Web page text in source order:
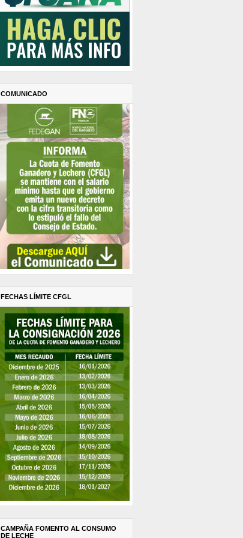
COMUNICADO
FECHAS LÍMITE CFGL
CAMPAÑA FOMENTO AL CONSUMO
DE LECHE